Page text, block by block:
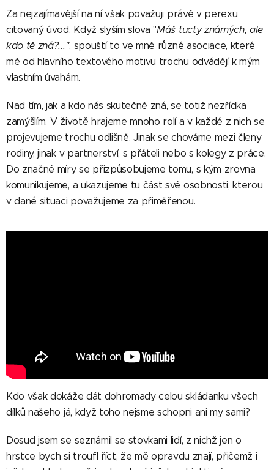
Za nejzajímavější na ní však považuji právě v perexu
citovaný úvod. Když slyším slova "Máš tucty známých, ale
kdo tě zná?...", spouští to ve mně různé asociace, které
mě od hlavního textového motivu trochu odvádějí k mým
vlastním úvahám.
Nad tím, jak a kdo nás skutečně zná, se totiž nezřídka
zamýšlím. V životě hrajeme mnoho rolí a v každé z nich se
projevujeme trochu odlišně. Jinak se chováme mezi členy
rodiny, jinak v partnerství, s přáteli nebo s kolegy z práce.
Do značné míry se přizpůsobujeme tomu, s kým zrovna
komunikujeme, a ukazujeme tu část své osobnosti, kterou
v dané situaci považujeme za přiměřenou.
Kdo však dokáže dát dohromady celou skládanku všech
dílků našeho já, když toho nejsme schopni ani my sami?
Dosud jsem se seznámil se stovkami lidí, z nichž jen o
hrstce bych si troufl říct, že mě opravdu znají, přičemž i